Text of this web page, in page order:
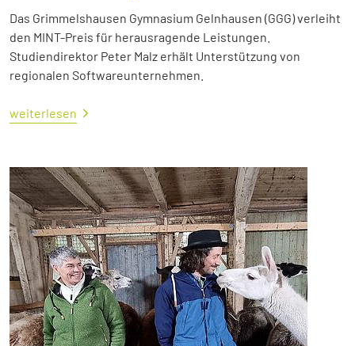
Das Grimmelshausen Gymnasium Gelnhausen (GGG) verleiht
den MINT-Preis für herausragende Leistungen.
Studiendirektor Peter Malz erhält Unterstützung von
regionalen Softwareunternehmen.
weiterlesen